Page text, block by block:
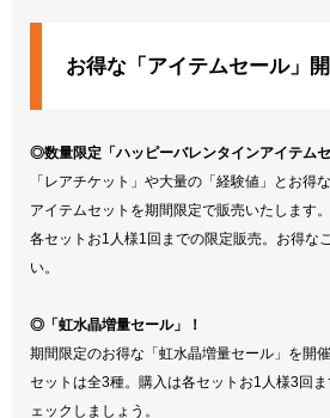
お得な「アイテムセール」開
◎数量限定「ハッピーバレンタインアイテムセ
「レアチケット」や大量の「経験値」とお得
アイテムセットを期間限定で販売いたします。
各セットお1人様1回までの限定販売。お得な
い。
◎「虹水晶増量セール」！
期間限定のお得な「虹水晶増量セール」を開催
セットは全3種。購入は各セットお1人様3回
ェックしましょう。